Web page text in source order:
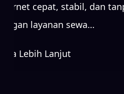
dengan layanan sewa…